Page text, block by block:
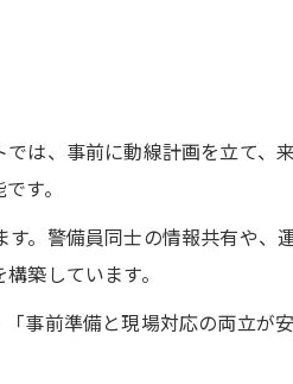
は、事前に動線計画を立て、来
す。
。警備員同士の情報共有や、
築しています。
事前準備と現場対応の両立が安